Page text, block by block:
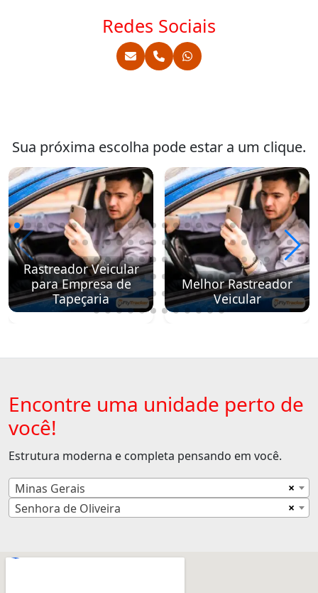
Redes Sociais
Sua próxima escolha pode estar a um clique.
Rastreador Veicular
para Empresa de
Tapeçaria
Melhor Rastreador
Veicular
Encontre uma unidade perto de
você!
Estrutura moderna e completa pensando em você.
×
Minas Gerais
×
Senhora de Oliveira